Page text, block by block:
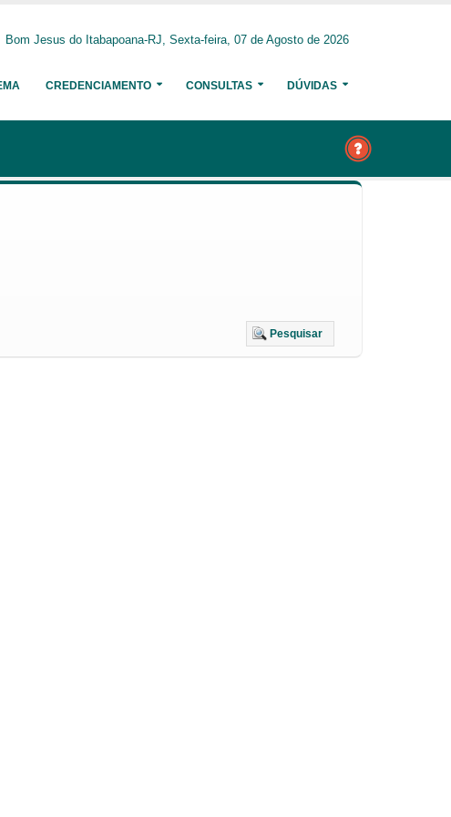
Bom Jesus do Itabapoana-RJ, Sexta-feira, 07 de Agosto de 2026
CREDENCIAMENTO CONSULTAS DÚVIDAS
Pesquisar